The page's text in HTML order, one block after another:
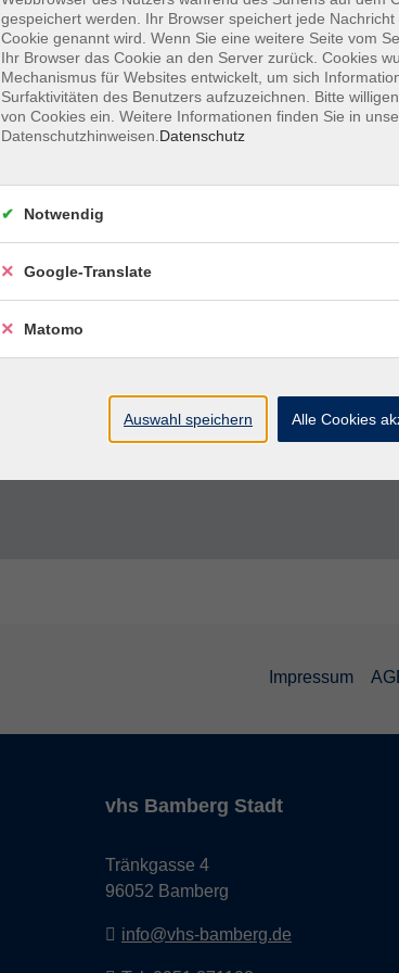
verschiedene Muster?
Wir weben ein Musterband.
Brettchenweben: Eigene
herstellen und schnelles
Einführung ins Häkeln
Kleine Glücksbringer
Impressum
vhs Bamberg Stadt
Tränkgasse 4
96052 Bamberg
info@vhs-bamberg.de
gespeichert werden. Ihr Browser speichert jede
Cookie genannt wird. Wenn Sie eine weitere Seite vom
Ihr Browser das Cookie an den Server zurück. Cookies
Mechanismus für Websites entwickelt, um sich
Surfaktivitäten des Benutzers aufzuzeichnen. Bitte
von Cookies ein. Weitere Informationen finden Sie in
Datenschutzhinweisen. Datenschutz
Notwendig
Google-Translate
Matomo
Auswahl speichern Alle Cookies